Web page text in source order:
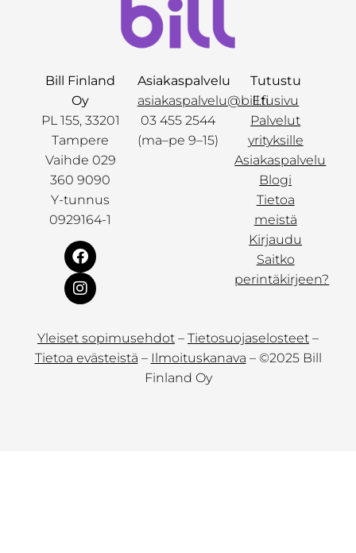
Bill Finland
Oy
PL 155, 33201
Tampere
Vaihde 029
360 9090
Y-tunnus
0929164-1
Asiakaspalvelu
asiakaspalvelu@bill.fi
03 455 2544
(ma–pe 9–15)
Tutustu
Etusivu
Palvelut
yrityksille
Asiakaspalvelu
Blogi
Tietoa
meistä
Kirjaudu
Saitko
perintäkirjeen?
Yleiset sopimusehdot – Tietosuojaselosteet –
Tietoa evästeistä – Ilmoituskanava – ©2025 Bill
Finland Oy